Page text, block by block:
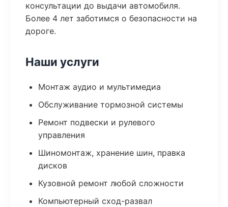
консультации до выдачи автомобиля.
Более 4 лет заботимся о безопасности на
дороге.
Наши услуги
Монтаж аудио и мультимедиа
Обслуживание тормозной системы
Ремонт подвески и рулевого
управления
Шиномонтаж, хранение шин, правка
дисков
Кузовной ремонт любой сложности
Компьютерный сход-развал